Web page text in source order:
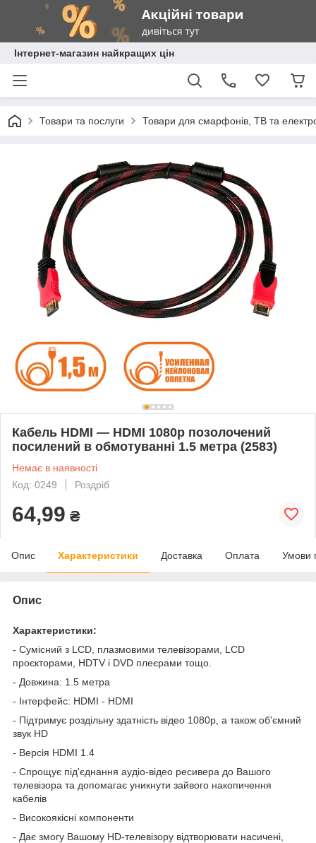
Інтернет-магазин найкращих цін
Товари та послуги Товари для смарфонів, ТВ та
Кабель HDMI — HDMI 1080p позолочений
посилений в обмотуванні 1.5 метра (2583)
Немає в наявності
Код: 0249
Роздріб
64,99 ₴
Опис Характеристики Доставка Оплата Умови
Опис
Характеристики:
- Сумісний з LCD, плазмовими телевізорами, LCD
проєкторами, HDTV і DVD плеєрами тощо.
- Довжина: 1.5 метра
- Інтерфейс: HDMI - HDMI
- Підтримує роздільну здатність відео 1080p, а також об'ємний
звук HD
- Версія HDMI 1.4
- Спрощує під'єднання аудіо-відео ресивера до Вашого
телевізора та допомагає уникнути зайвого накопичення
кабелів
- Високоякісні компоненти
- Дає змогу Вашому HD-телевізору відтворювати насичені,